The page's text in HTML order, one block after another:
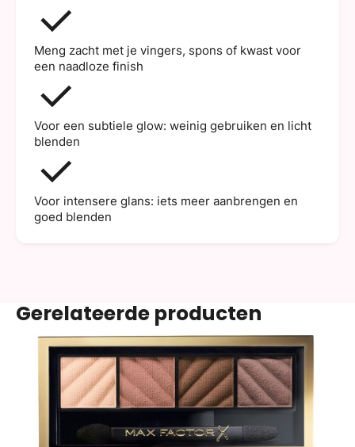
Meng zacht met je vingers, spons of kwast voor
een naadloze finish
Voor een subtiele glow: weinig gebruiken en licht
blenden
Voor intensere glans: iets meer aanbrengen en
goed blenden
Gerelateerde producten